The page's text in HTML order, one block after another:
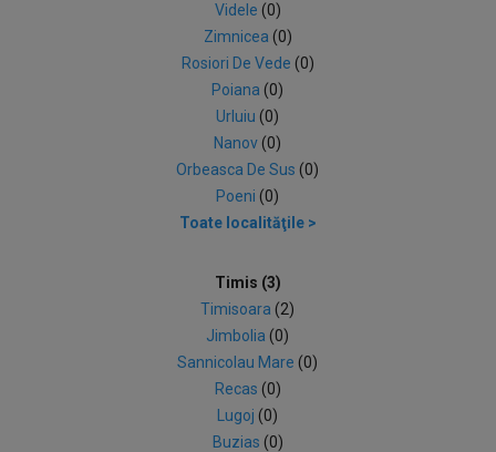
Videle (0)
Zimnicea (0)
Rosiori De Vede (0)
Poiana (0)
Urluiu (0)
Nanov (0)
Orbeasca De Sus (0)
Poeni (0)
Toate localităţile >
Timis (3)
Timisoara (2)
Jimbolia (0)
Sannicolau Mare (0)
Recas (0)
Lugoj (0)
Buzias (0)